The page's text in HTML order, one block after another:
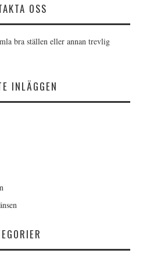
OSS
bra ställen eller annan trevlig
INLÄGGEN